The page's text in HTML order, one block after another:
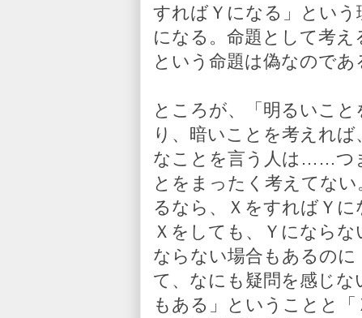
すればＹになる」とい
になる。命題として考え
という命題は偽なのであ
ところが、「明るいこ
り、暗いことを考えれ
なことを言う人は……つ
とをまったく考えてな
るなら、ＸをすればＹに
Ｘをしても、Ｙになら
ならない場合もあるの
て、なにも疑問を感じ
もある」ということと